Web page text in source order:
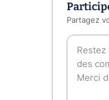
Partagez